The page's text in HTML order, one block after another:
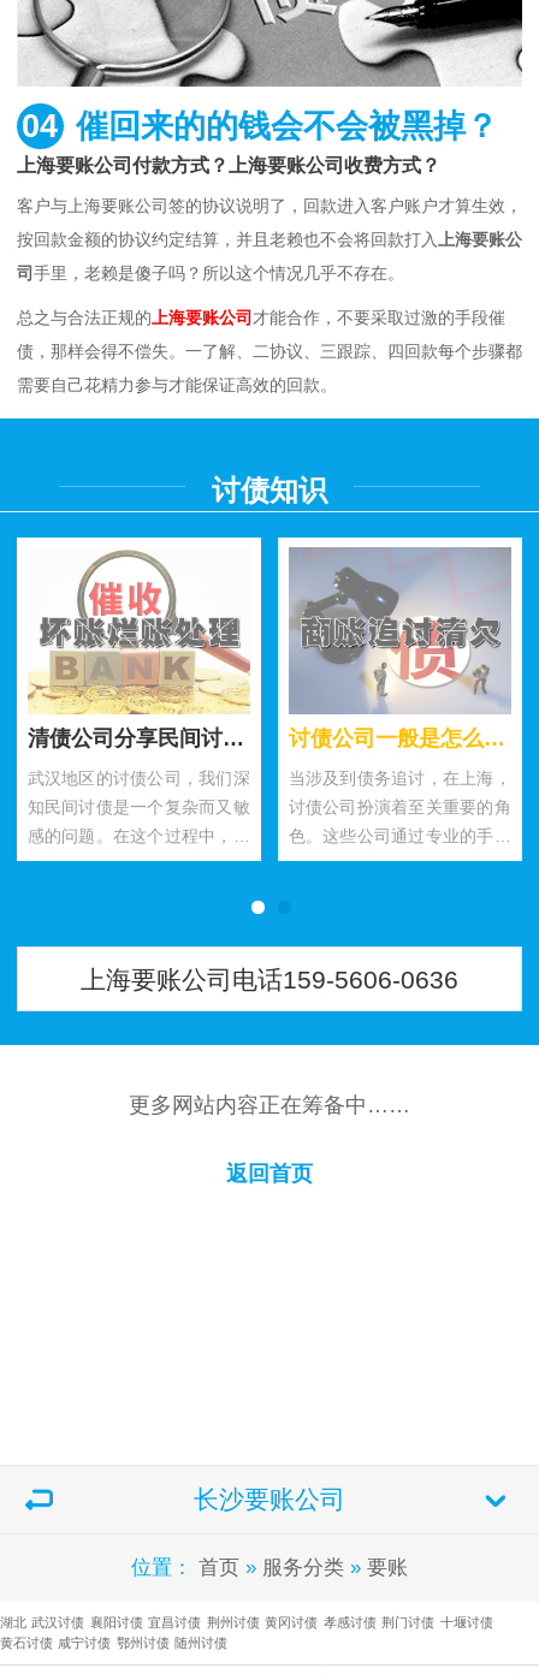
04 催回来的的钱会不会被黑掉？
上海要账公司付款方式？上海要账公司收费方式？
客户与上海要账公司签的协议说明了，回款进入客户账户才算生效，
按回款金额的协议约定结算，并且老赖也不会将回款打入
上海要账公
司手里，老赖是傻子吗？所以这个情况几乎不存在。
总之与合法正规的 上海要账公司才能合作，不要采取过激的手段催
债，那样会得不偿失。一了解、二协议、三跟踪、四回款每个步骤都
需要自己花精力参与才能保证高效的回款。
讨债知识
分析讨债公司可提供哪些服务呢？
武汉要债公司在债务追讨过程
中可提供的服务非常全面，包
括债务审核与评估、合同与法
律咨询、催收及谈判服务、法
专业讨债不成功不收费这样公司如何选择？
选择一家专业讨债不成功不收
费的武汉要债公司需要综合考
虑以上几个方面，并切实根据
企业的实际需求作出相应的选
上海要账公司电话159-5606-0636
更多网站内容正在筹备中……
返回首页
长沙要账公司
位置： 首页 » 服务分类 » 要账
湖北 武汉讨债 襄阳讨债 宜昌讨债 荆州讨债 黄冈讨债 孝感讨债 荆门讨债 十堰讨债
黄石讨债 咸宁讨债 鄂州讨债 随州讨债